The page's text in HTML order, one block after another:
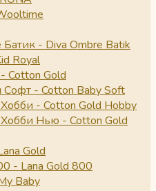
- Diva Ombre Batik
Royal
Cotton Gold
Софт - Cotton Baby Soft
- Cotton Gold Hobby
Хобби Нью - Cotton Gold
Gold
- Lana Gold 800
Baby